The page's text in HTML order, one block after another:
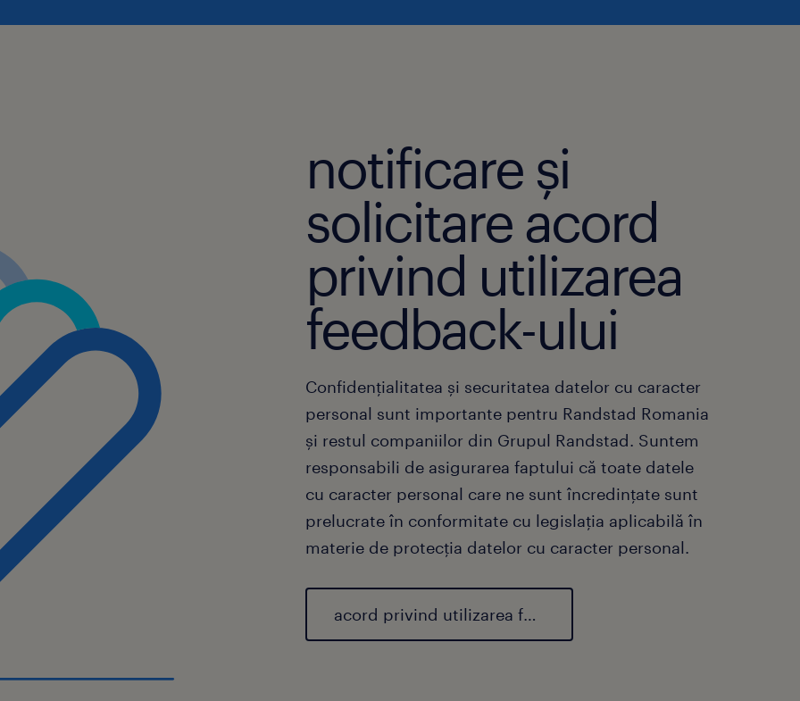
notificare și
solicitare acord
privind utilizarea
feedback-ului
Confidențialitatea și securitatea datelor cu caracter
personal sunt importante pentru Randstad Romania
și restul companiilor din Grupul Randstad. Suntem
responsabili de asigurarea faptului că toate datele
cu caracter personal care ne sunt încredințate sunt
prelucrate în conformitate cu legislația aplicabilă în
materie de protecția datelor cu caracter personal.
acord privind utilizarea feedback-ului